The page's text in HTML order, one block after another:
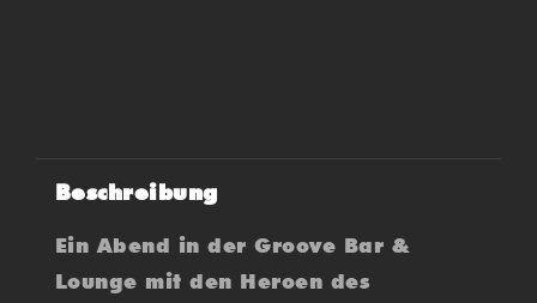
Beschreibung
Ein Abend in der Groove Bar &
Lounge mit den Heroen des